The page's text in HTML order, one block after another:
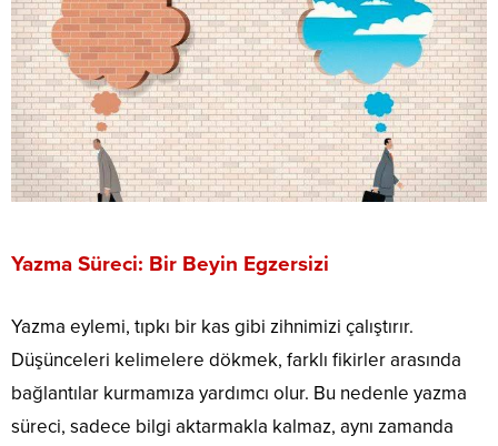
Yazma Süreci: Bir Beyin Egzersizi
Yazma eylemi, tıpkı bir kas gibi zihnimizi çalıştırır.
Düşünceleri kelimelere dökmek, farklı fikirler arasında
bağlantılar kurmamıza yardımcı olur. Bu nedenle yazma
süreci, sadece bilgi aktarmakla kalmaz, aynı zamanda